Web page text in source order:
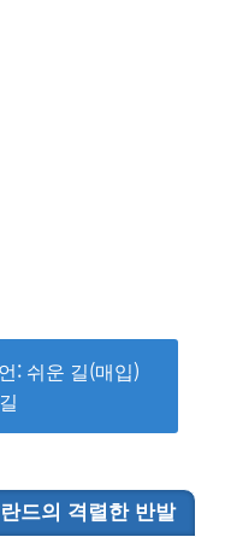
: 쉬운 길(매입)
드의 격렬한 반발